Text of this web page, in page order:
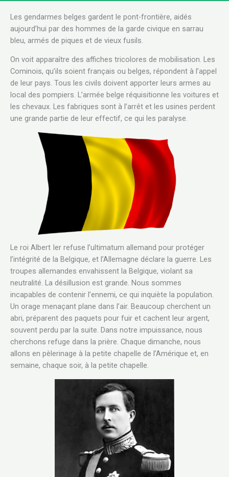
Les gendarmes belges gardent le pont-frontière, aidés
aujourd’hui par des hommes de la garde civique en sarrau
bleu, armés de piques et de vieux fusils.
On voit apparaître des affiches tricolores de mobilisation. Les
Cominois, qu’ils soient français ou belges, répondent à l’appel
de leur pays. Tous les civils doivent apporter leurs armes au
local des pompiers. L’armée belge réquisitionne les voitures et
les chevaux. Les fabriques sont à l’arrêt et les usines perdent
une grande partie de leur effectif, ce qui les paralyse.
Le roi Albert Ier refuse l’ultimatum allemand pour protéger
l’intégrité de la Belgique, et l’Allemagne déclare la guerre. Les
troupes allemandes envahissent la Belgique, violant sa
neutralité. La désillusion est grande. Nous sommes
incapables de contenir l’ennemi, ce qui inquiète la population.
Un orage menaçant plane dans l’air. Beaucoup cherchent un
abri, préparent des paquets pour fuir et cachent leur argent,
souvent perdu par la suite. Dans notre impuissance, nous
cherchons refuge dans la prière. Chaque dimanche, nous
allons en pèlerinage à la petite chapelle de l’Amérique et, en
semaine, chaque soir, à la petite chapelle.